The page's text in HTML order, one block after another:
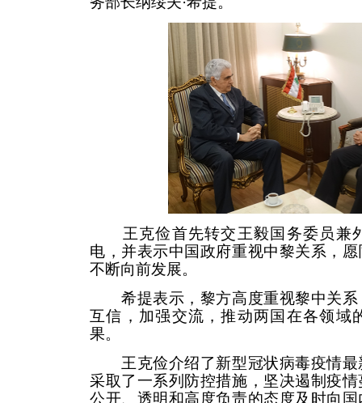
王克俭首先转交王毅国务委员兼
电，并表示中国政府重视中黎关系，
不断向前发展。
希提表示，黎方高度重视黎中关系
互信，加强交流，推动两国在各领域
果。
王克俭介绍了新型冠状病毒疫情最
采取了一系列防控措施，坚决遏制疫
公开、透明和高度负责的态度及时向